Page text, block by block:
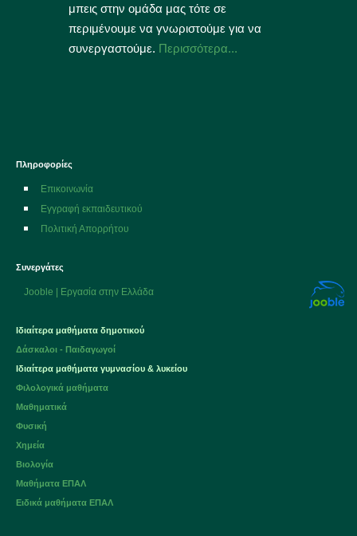
μπεις στην ομάδα μας τότε σε
περιμένουμε να γνωριστούμε για να
συνεργαστούμε. Περισσότερα...
Πληροφορίες
Επικοινωνία
Εγγραφή εκπαιδευτικού
Πολιτική Απορρήτου
Συνεργάτες
Jooble | Εργασία στην Ελλάδα
Ιδιαίτερα μαθήματα δημοτικού
Δάσκαλοι - Παιδαγωγοί
Ιδιαίτερα μαθήματα γυμνασίου & λυκείου
Φιλολογικά μαθήματα
Μαθηματικά
Φυσική
Χημεία
Βιολογία
Μαθήματα ΕΠΑΛ
Ειδικά μαθήματα ΕΠΑΛ